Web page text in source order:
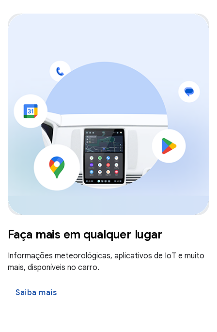
Faça mais em qualquer lugar
Informações meteorológicas, aplicativos de IoT e muito
mais, disponíveis no carro.
Saiba mais